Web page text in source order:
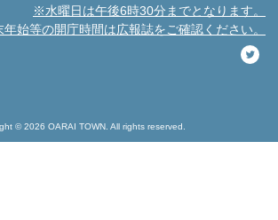
※水曜日は午後6時30分までとなります。
始等の開庁時間は広報誌をご確認ください。
© 2026 OARAI TOWN. All rights reserved.